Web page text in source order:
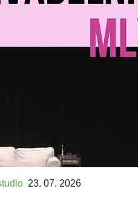
mlýn. 15. až 18. října KD
a inspirace 15. až 18.
na GOOUT -
Představ si čtyři dny
23. 07. 2026